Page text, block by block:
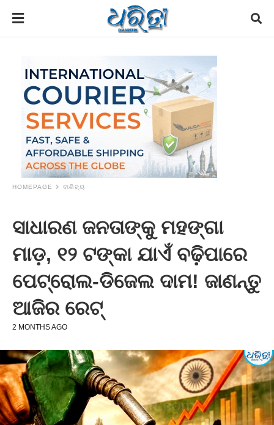
HOMEPAGE ବାଣିଜ୍ୟ
ସାଧାରଣ ଜନତାଙ୍କୁ ମହଙ୍ଗା
ମାଡ଼, ୧୨ ଟଙ୍କା ଯାଏଁ ବଢ଼ିପାରେ
ପେଟ୍ରୋଲ-ଡିଜେଲ ଦାମ! ଜାଣନ୍ତୁ
ଆଜିର ରେଟ୍‌
2 MONTHS AGO